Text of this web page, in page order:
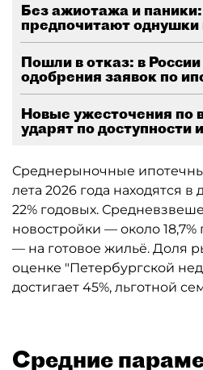
Без ажиотажа и
предпочитают однушки
Пошли в отказ: в
одобрения заявок по
Новые ужесточения по
ударят по доступности
Среднерыночные
лета 2026 года находятся в
22% годовых.
новостройки — около 18,7%
— на готовое жильё. Доля
оценке "Петербургской
достигает 45%, льготной
Средние